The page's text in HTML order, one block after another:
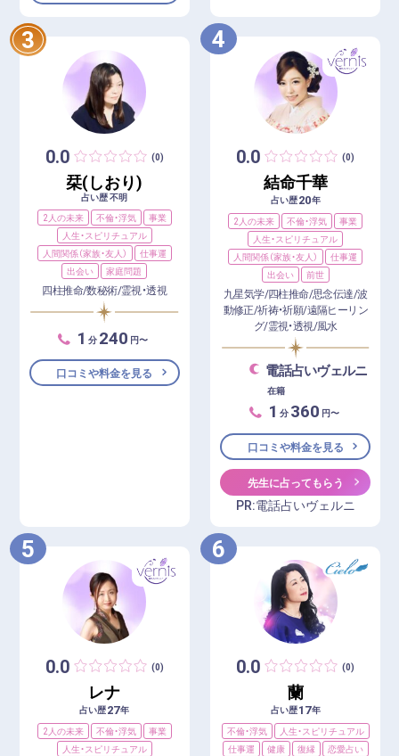
3
0.0 (0)
栞(しおり)
占い歴 不明
2人の未来
不倫・浮気
事業
人生・スピリチュアル
人間関係（家族・友人）
仕事運
出会い
家庭問題
四柱推命/数秘術/霊視・透視
1 分 240 円〜
口コミや料金を見る
4
0.0 (0)
結命千華
占い歴20年
2人の未来
不倫・浮気
事業
人生・スピリチュアル
人間関係（家族・友人）
仕事運
出会い
前世
九星気学/四柱推命/思念伝達/波
動修正/祈祷・祈願/遠隔ヒーリン
グ/霊視・透視/風水
電話占いヴェルニ
在籍
1 分 360 円〜
口コミや料金を見る
先生に占ってもらう
PR:電話占いヴェルニ
5
0.0 (0)
レナ
占い歴27年
2人の未来
不倫・浮気
事業
人生・スピリチュアル
6
0.0 (0)
蘭
占い歴17年
不倫・浮気
人生・スピリチュアル
仕事運
健康 復縁
恋愛占い